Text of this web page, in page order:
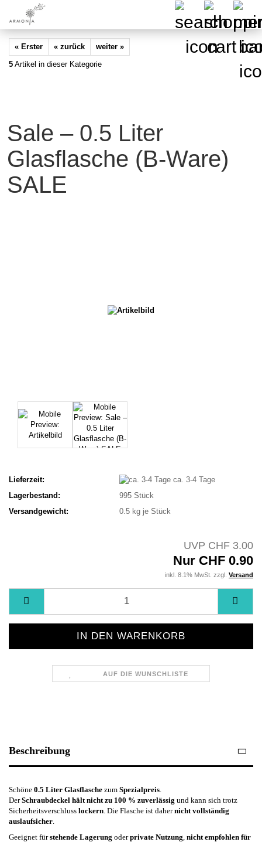
« Erster « zurück
weiter »
5 Artikel in dieser Kategorie
Sale – 0.5 Liter
Glasflasche (B-Ware)
SALE
Lieferzeit:
ca. 3-4 Tage
Lagerbestand:
995Stück
Versandgewicht:
0.5 kg je Stück
UVP CHF 3.00
Nur CHF 0.90
inkl. 8.1% MwSt. zzgl. Versand
AUF DIE WUNSCHLISTE
Beschreibung
Schöne 0.5 Liter Glasflasche zum Spezialpreis
DerSchraubdeckel hält nicht zu 100 % zuverlässig und kann sich trotz
Sicherheitsverschluss lockern . Die Flasche ist dahernicht vollständig
auslaufsicher
Geeignet fürstehende Lagerung oderprivate Nutzung nicht empfohlen für